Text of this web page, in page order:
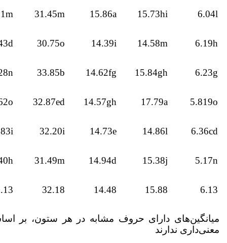
6.04l
15.73hi
15.86a
31.45m
6.19h
14.58m
14.39i
30.75o
6.23g
15.84gh
14.62fg
33.85b
5.819o
17.79a
14.57gh
32.87ed
6.36cd
14.86l
14.73e
32.20i
5.17n
15.38j
14.94d
31.49m
6.13
15.88
14.48
32.18
میانگین‌های دارای حروف مشابه در هر ستون، بر
معنی‌داری ندارند